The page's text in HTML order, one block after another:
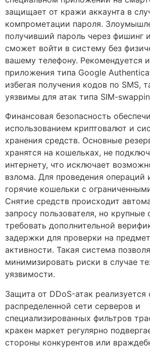
защищает от кражи аккаунта в
компрометации пароля.
получивший пароль через фишинг
сможет войти в систему без
вашему телефону. Рекомендуется
приложения типа Google
избегая получения кодов по SMS,
уязвимы для атак типа SIM-
Финансовая безопасность
использованием криптовалют и
хранения средств. Основные
хранятся на кошельках, не
интернету, что исключает
взлома. Для проведения операций
горячие кошельки с
Снятие средств происходит
запросу пользователя, но
требовать дополнительной
задержки для проверки на
активности. Такая система
минимизировать риски в случае
уязвимости.
Защита от DDoS-атак
распределенной сети серверов и
специализированных фильтров
кракен маркет регулярно
стороны конкурентов или